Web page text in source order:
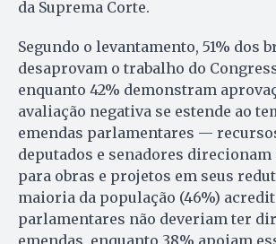
da Suprema Corte.
Segundo o levantamento, 51% dos
desaprovam o trabalho do
enquanto 42% demonstram
avaliação negativa se estende ao
emendas parlamentares —
deputados e senadores
para obras e projetos em seus
maioria da população (46%)
parlamentares não deveriam ter
emendas, enquanto 38% apoiam